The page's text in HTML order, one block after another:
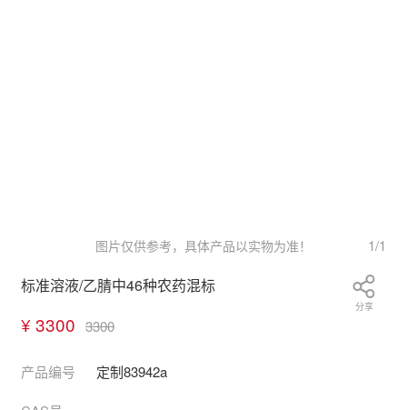
图片仅供参考，具体产品以实物为准！ 1/1
标准溶液/乙腈中46种农药混标
¥ 3300 3300
分享
产品编号 定制83942a